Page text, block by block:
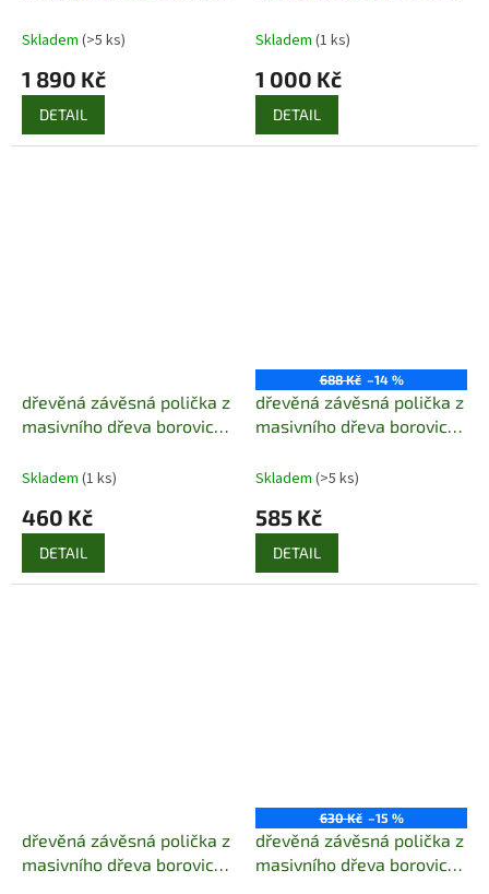
Skladem (>5 ks)
1 890 Kč
DETAIL
Skladem (1 ks)
1 000 Kč
DETAIL
dřevěná závěsná polička z
masivního dřeva borovice
Skladem (1 ks)
460 Kč
DETAIL
688 Kč –14 %
dřevěná závěsná polička z
masivního dřeva borovice
Skladem (>5 ks)
585 Kč
DETAIL
dřevěná závěsná polička z
masivního dřeva borovice
630 Kč –15 %
dřevěná závěsná polička z
masivního dřeva borovice